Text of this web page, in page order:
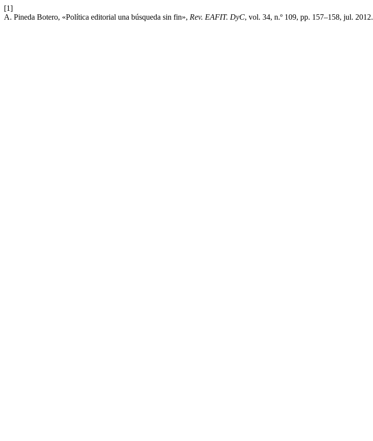
[1]
A. Pineda Botero, «Política editorial una búsqueda sin fin», Rev. EAFIT. DyC, vol. 34, n.º 109, pp. 157–158, jul. 2012.